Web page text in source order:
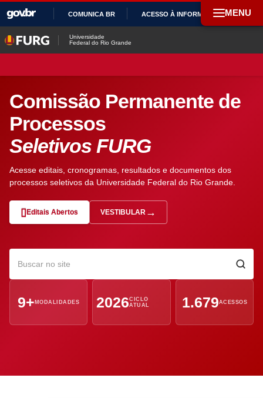
CONTEÚDO
COMUNICA BR ACESSO À INFORMAÇÃO
Universidade
Federal do Rio Grande
Comissão Permanente de
Processos
Seletivos FURG
Acesse editais, cronogramas, resultados e documentos dos
processos seletivos da Universidade Federal do Rio Grande.
Editais Abertos VESTIBULAR
— ABRE EM NOVA ABA
Pesquisar no site
9+ MODALIDADES 2026CICLO
ATUAL
1.679ACESSOS
MENU